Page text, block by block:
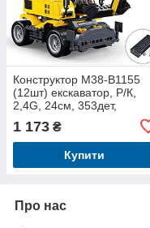
Конструктор M38-B1155
(12шт) екскаватор, Р/К,
2,4G, 24см, 353дет,
зарядне, в кор-
1 173 ₴
Купити
Про нас